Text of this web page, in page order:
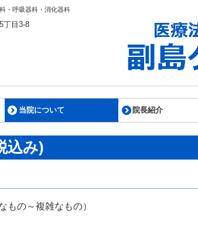
・呼吸器科・消化器科
丁目3-8
当院について 院長紹介
込み)
もの～複雑なもの）